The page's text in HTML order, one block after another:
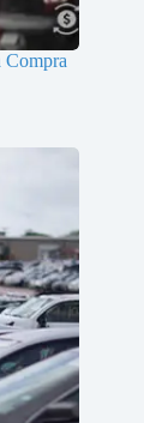
Compra